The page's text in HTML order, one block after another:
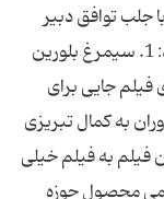
جلب توافق دبیر
جشنواره دو جایزه ویژه به دو اثر اهدا می كنند: 1. سیمرغ بلورین
فیلم جایی برای
به كمال تبریزی
فیلم به فیلم خیلی
محصول حوزه